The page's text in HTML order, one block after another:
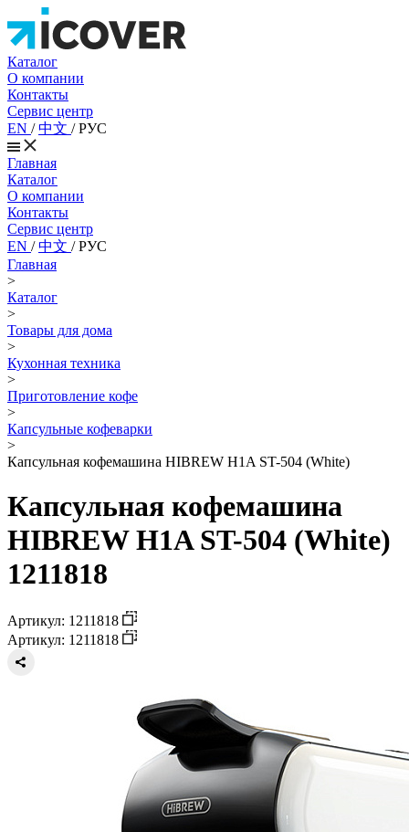
Каталог
О компании
Контакты
Сервис центр
EN /中文 /РУС
Главная
Каталог
О компании
Контакты
Сервис центр
EN /中文 /РУС
Главная
>
Каталог
>
Товары для дома
>
Кухонная техника
>
Приготовление кофе
>
Капсульные кофеварки
>
Капсульная кофемашина HIBREW H1A ST-504 (White)
Капсульная кофемашина
HIBREW H1A ST-504 (White)
1211818
Артикул: 1211818
Артикул: 1211818